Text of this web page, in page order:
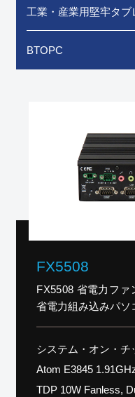
工業・産業用堅牢タブ
BTOPC
FX5508
FX5508 省電力ファ
省電力組み込みパソ
システム・オン・チ
Atom E3845
TDP 10W Fanless,